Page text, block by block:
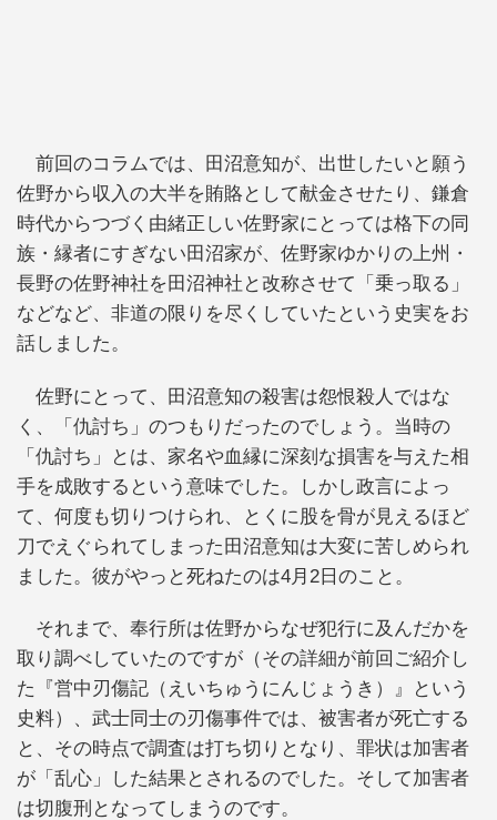
前回のコラムでは、田沼意知が、出世したいと願う
佐野から収入の大半を賄賂として献金させたり、鎌倉
時代からつづく由緒正しい佐野家にとっては格下の同
族・縁者にすぎない田沼家が、佐野家ゆかりの上州・
長野の佐野神社を田沼神社と改称させて「乗っ取る」
などなど、非道の限りを尽くしていたという史実をお
話しました。
佐野にとって、田沼意知の殺害は怨恨殺人ではな
く、「仇討ち」のつもりだったのでしょう。当時の
「仇討ち」とは、家名や血縁に深刻な損害を与えた相
手を成敗するという意味でした。しかし政言によっ
て、何度も切りつけられ、とくに股を骨が見えるほど
刀でえぐられてしまった田沼意知は大変に苦しめられ
ました。彼がやっと死ねたのは4月2日のこと。
それまで、奉行所は佐野からなぜ犯行に及んだかを
取り調べしていたのですが（その詳細が前回ご紹介し
た『営中刃傷記（えいちゅうにんじょうき）』という
史料）、武士同士の刃傷事件では、被害者が死亡する
と、その時点で調査は打ち切りとなり、罪状は加害者
が「乱心」した結果とされるのでした。そして加害者
は切腹刑となってしまうのです。